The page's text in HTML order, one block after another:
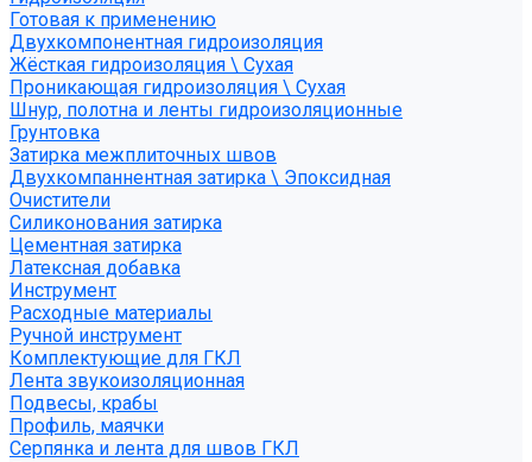
Готовая к применению
Двухкомпонентная гидроизоляция
Жёсткая гидроизоляция \ Сухая
Проникающая гидроизоляция \ Сухая
Шнур, полотна и ленты гидроизоляционные
Грунтовка
Затирка межплиточных швов
Двухкомпаннентная затирка \ Эпоксидная
Очистители
Силиконования затирка
Цементная затирка
Латексная добавка
Инструмент
Расходные материалы
Ручной инструмент
Комплектующие для ГКЛ
Лента звукоизоляционная
Подвесы, крабы
Профиль, маячки
Серпянка и лента для швов ГКЛ